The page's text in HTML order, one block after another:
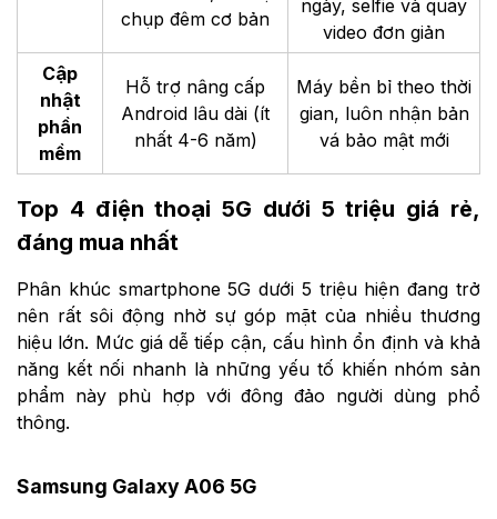
chụp đêm cơ bản
ngày, selfie và quay
video đơn giản
Cập
nhật
phần
mềm
Hỗ trợ nâng cấp
Android lâu dài (ít
nhất 4-6 năm)
Máy bền bỉ theo thời
gian, luôn nhận bản
vá bảo mật mới
Top 4 điện thoại 5G dưới 5 triệu giá rẻ,
đáng mua nhất
Phân khúc smartphone 5G dưới 5 triệu hiện đang trở
nên rất sôi động nhờ sự góp mặt của nhiều thương
hiệu lớn. Mức giá dễ tiếp cận, cấu hình ổn định và khả
năng kết nối nhanh là những yếu tố khiến nhóm sản
phẩm này phù hợp với đông đảo người dùng phổ
thông.
Samsung Galaxy A06 5G